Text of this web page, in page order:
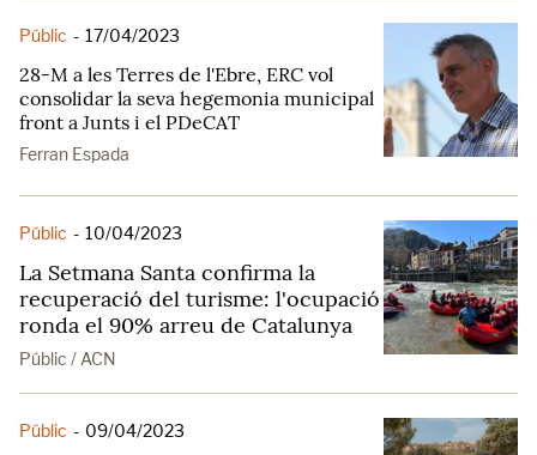
Públic - 17/04/2023
28-M a les Terres de l'Ebre, ERC vol
consolidar la seva hegemonia municipal
front a Junts i el PDeCAT
Ferran Espada
Públic - 10/04/2023
La Setmana Santa confirma la
recuperació del turisme: l'ocupació
ronda el 90% arreu de Catalunya
Públic / ACN
Públic - 09/04/2023